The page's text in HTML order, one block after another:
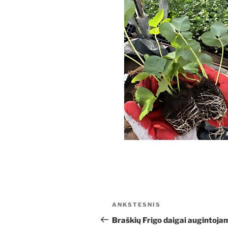
Navigacija
tarp
Ankstesnis
įrašas
ANKSTESNIS
Braškių Frigo daigai